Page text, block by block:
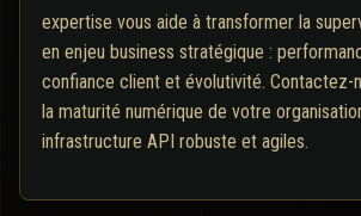
expertise vous aide à transformer la
en enjeu business stratégique :
confiance client et évolutivité. Contactez-
la maturité numérique de votre
infrastructure API robuste et agiles.